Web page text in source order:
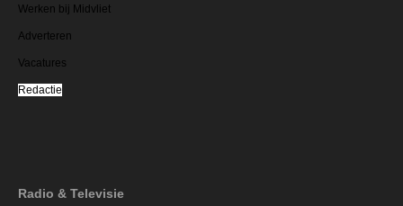
Werken bij Midvliet
Adverteren
Vacatures
Redactie
Radio & Televisie